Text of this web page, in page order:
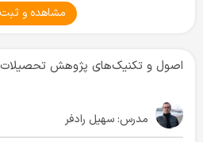
مشاهده و
اصول و تکنیک‌های پژوهش تحصیلات
مدرس: سهیل رادفر